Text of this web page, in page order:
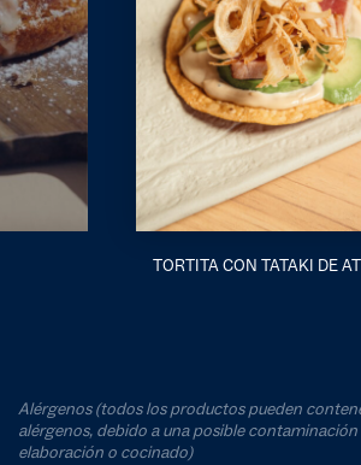
TORTITA CON TATAKI DE
Alérgenos (todos los productos pueden
alérgenos, debido a una posible
elaboración o cocinado)